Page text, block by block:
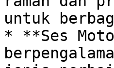
untuk
* **Ses